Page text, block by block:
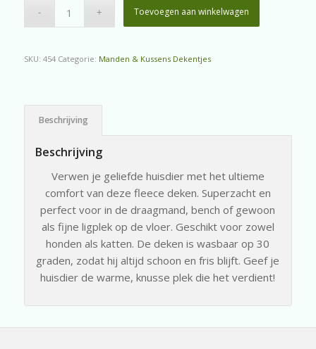
Toevoegen aan winkelwagen
SKU: 454 Categorie: Manden & Kussens Dekentjes
Beschrijving
Beschrijving
Verwen je geliefde huisdier met het ultieme
comfort van deze fleece deken. Superzacht en
perfect voor in de draagmand, bench of gewoon
als fijne ligplek op de vloer. Geschikt voor zowel
honden als katten. De deken is wasbaar op 30
graden, zodat hij altijd schoon en fris blijft. Geef je
huisdier de warme, knusse plek die het verdient!